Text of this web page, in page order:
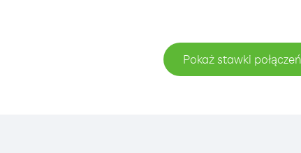
Pokaż stawki